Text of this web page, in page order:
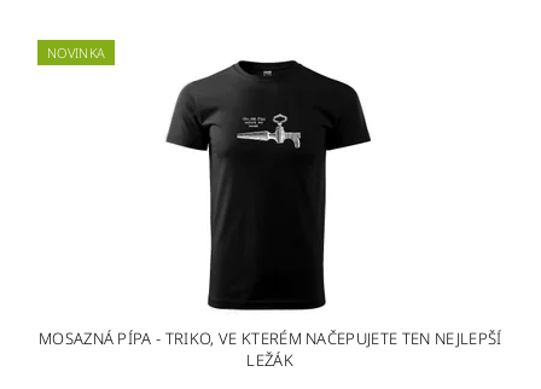
NOVINKA
MOSAZNÁ PÍPA - TRIKO, VE KTERÉM NAČEPUJETE TEN NEJLEPŠÍ
LEŽÁK